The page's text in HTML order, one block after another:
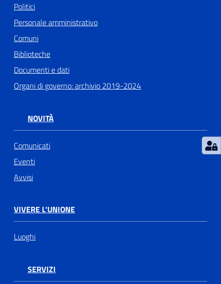
Politici
Personale amministrativo
Comuni
Biblioteche
Documenti e dati
Organi di governo: archivio 2019-2024
NOVITÀ
Comunicati
Eventi
Avvisi
VIVERE L'UNIONE
Luoghi
SERVIZI